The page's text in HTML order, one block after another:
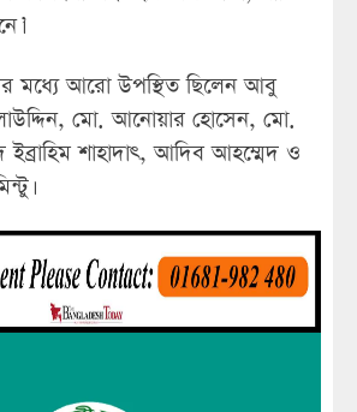
মধ্যে আরো উপস্থিত ছিলেন আবু
মো. আনোয়ার হোসেন, মো.
শাহাদাৎ, আদিব আহম্মেদ ও